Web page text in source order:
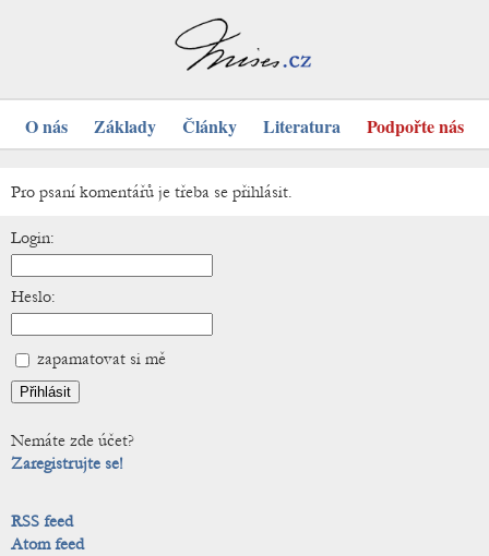
O nás Základy Články Literatura Podpořte nás
Pro psaní komentářů je třeba se přihlásit.
Login:
Heslo:
zapamatovat si mě
Nemáte zde účet?
Zaregistrujte se!
RSS feed
Atom feed